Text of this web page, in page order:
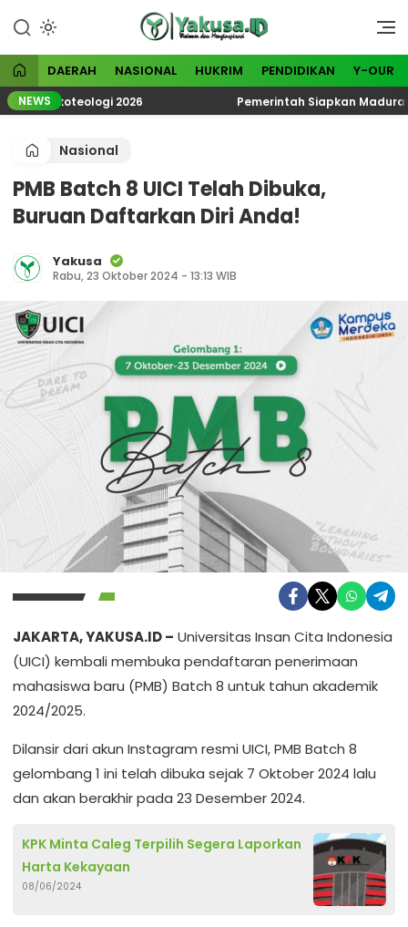
konten
Yakusa
Visioner dan Menginspirasi
DAERAH NASIONAL HUKRIM PENDIDIKAN Y-OUR
NEWS
Ekoteologi 2026 Pemerintah Siapkan Madura
Nasional
PMB Batch 8 UICI Telah Dibuka,
Buruan Daftarkan Diri Anda!
Yakusa
Rabu, 23 Oktober 2024 - 13:13 WIB
JAKARTA, YAKUSA.ID – Universitas Insan Cita Indonesia
(UICI) kembali membuka pendaftaran penerimaan
mahasiswa baru (PMB) Batch 8 untuk tahun akademik
2024/2025.
Dilansir dari akun Instagram resmi UICI, PMB Batch 8
gelombang 1 ini telah dibuka sejak 7 Oktober 2024 lalu
dan akan berakhir pada 23 Desember 2024.
KPK Minta Caleg Terpilih Segera Laporkan
Harta Kekayaan
08/06/2024